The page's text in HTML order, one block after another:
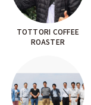
TOTTORI COFFEE
ROASTER